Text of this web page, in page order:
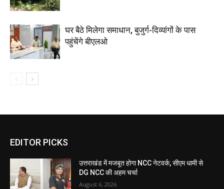
घर बैठे मिलेगा समाधान, बुजुर्ग-दिव्यांगों के पास
पहुंचेंगे बीएलओ
EDITOR PICKS
उत्तराखंड में मजबूत होगा NCC नेटवर्क, सीएम धामी से
DG NCC की अहम चर्चा
August 6, 2026